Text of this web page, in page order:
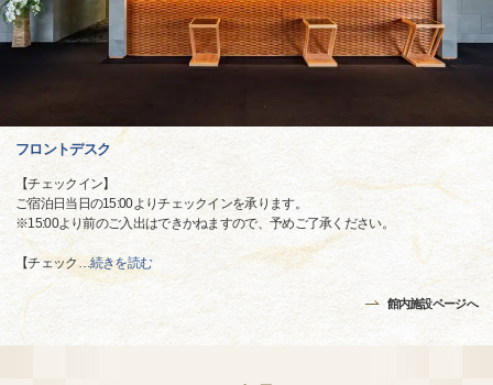
フロントデスク
【チェックイン】
ご宿泊日当日の15:00よりチェックインを承ります。
※15:00より前のご入出はできかねますので、予めご了承ください。
【チェック…続きを読む
館内施設ページへ